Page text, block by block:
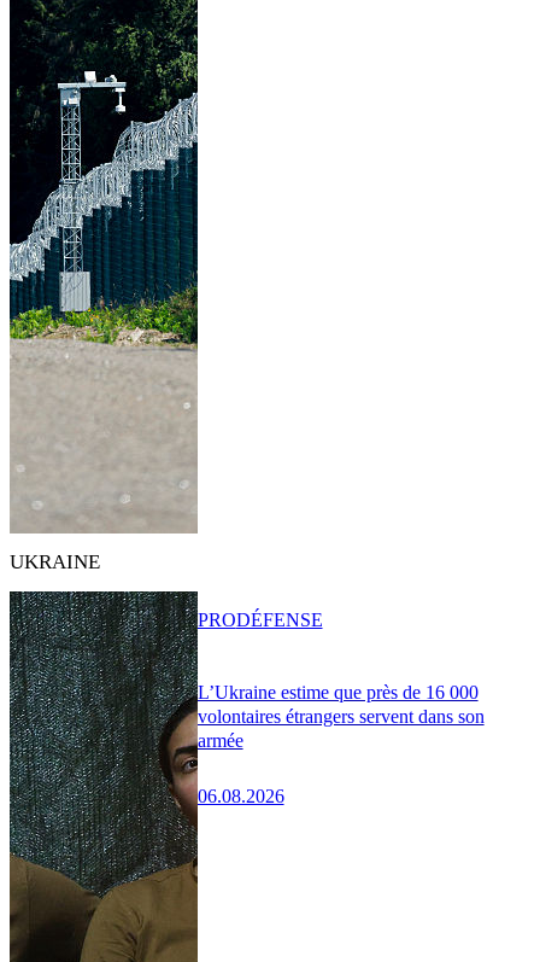
UKRAINE
L’Ukraine estime que près de 16 000
volontaires étrangers servent dans son
armée
06.08.2026
PRODÉFENSE